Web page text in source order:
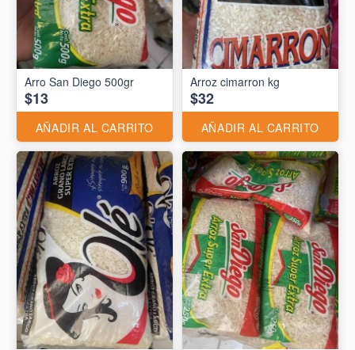
Arro San Diego 500gr
$13
AÑADIR AL CARRITO
Arroz cimarron kg
$32
AÑADIR AL CARRITO